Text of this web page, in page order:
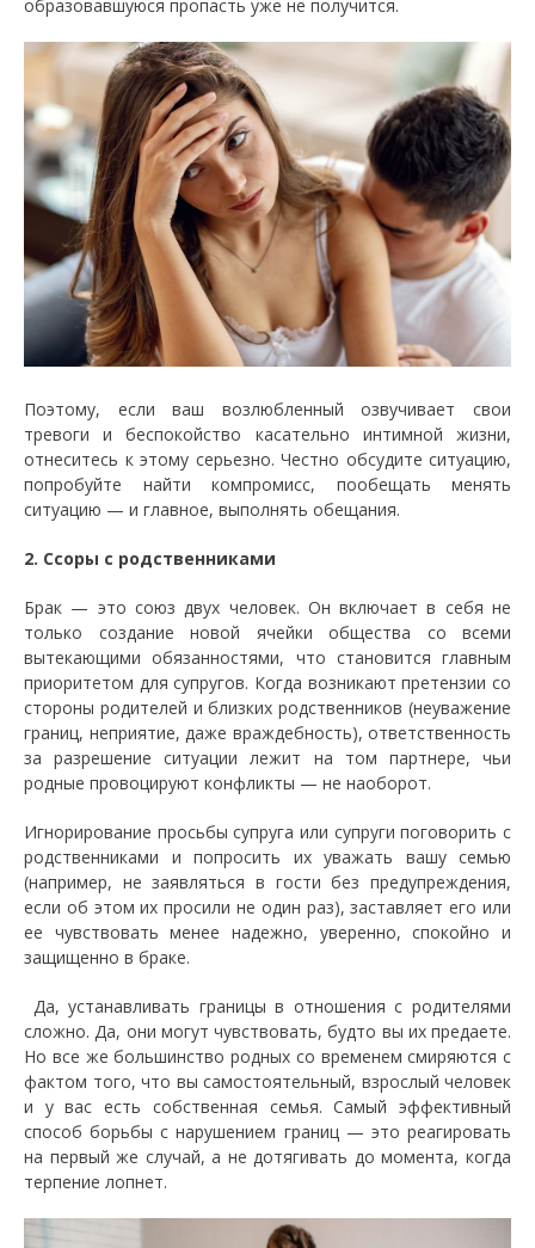
образовавшуюся пропасть уже не получится.
Поэтому, если ваш возлюбленный озвучивает свои
тревоги и беспокойство касательно интимной жизни,
отнеситесь к этому серьезно. Честно обсудите ситуацию,
попробуйте найти компромисс, пообещать менять
ситуацию — и главное, выполнять обещания.
2. Ссоры с родственниками
Брак — это союз двух человек. Он включает в себя не
только создание новой ячейки общества со всеми
вытекающими обязанностями, что становится главным
приоритетом для супругов. Когда возникают претензии со
стороны родителей и близких родственников (неуважение
границ, неприятие, даже враждебность), ответственность
за разрешение ситуации лежит на том партнере, чьи
родные провоцируют конфликты — не наоборот.
Игнорирование просьбы супруга или супруги поговорить с
родственниками и попросить их уважать вашу семью
(например, не заявляться в гости без предупреждения,
если об этом их просили не один раз), заставляет его или
ее чувствовать менее надежно, уверенно, спокойно и
защищенно в браке.
Да, устанавливать границы в отношения с родителями
сложно. Да, они могут чувствовать, будто вы их предаете.
Но все же большинство родных со временем смиряются с
фактом того, что вы самостоятельный, взрослый человек
и у вас есть собственная семья. Самый эффективный
способ борьбы с нарушением границ — это реагировать
на первый же случай, а не дотягивать до момента, когда
терпение лопнет.